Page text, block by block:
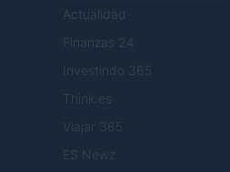
Actualidad
Finanzas 24
Investindo 365
Think.es
Viajar 365
ES Newz